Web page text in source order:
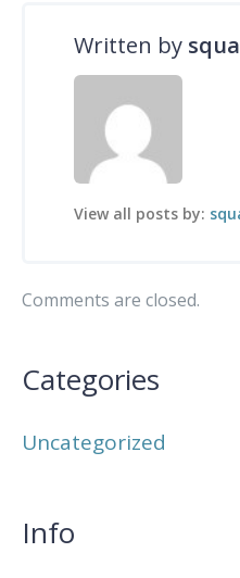
Written by
View all posts by:
Comments are closed.
Categories
Uncategorized
Info